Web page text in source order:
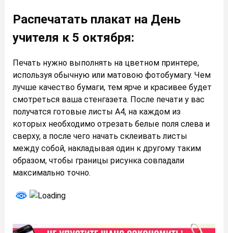
Распечатать плакат на День
учителя к 5 октября:
Печать нужно выполнять на цветном принтере,
используя обычную или матовою фотобумагу. Чем
лучше качество бумаги, тем ярче и красивее будет
смотреться ваша стенгазета. После печати у вас
получатся готовые листы А4, на каждом из
которых необходимо отрезать белые поля слева и
сверху, а после чего начать склеивать листы
между собой, накладывая один к другому таким
образом, чтобы границы рисунка совпадали
максимально точно.